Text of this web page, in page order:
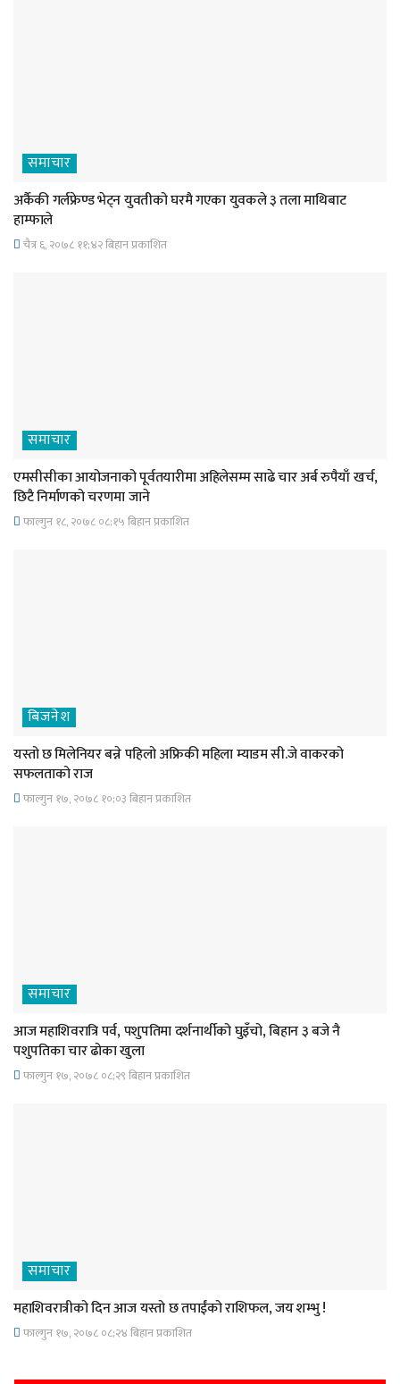
समाचार
अर्कैकी गर्लफ्रेण्ड भेट्न युवतीको घरमै गएका युवकले ३ तला माथिबाट
हाम्फाले
चैत्र ६, २०७८ ११;४२ बिहान प्रकाशित
समाचार
एमसीसीका आयोजनाको पूर्वतयारीमा अहिलेसम्म साढे चार अर्ब रुपैयाँ खर्च,
छिटै निर्माणको चरणमा जाने
फाल्गुन १८, २०७८ ०८;१५ बिहान प्रकाशित
बिजनेश
यस्तो छ मिलेनियर बन्ने पहिलो अफ्रिकी महिला म्याडम सी.जे वाकरको
सफलताको राज
फाल्गुन १७, २०७८ १०;०३ बिहान प्रकाशित
समाचार
आज महाशिवरात्रि पर्व, पशुपतिमा दर्शनार्थीको घुइँचो, बिहान ३ बजे नै
पशुपतिका चार ढोका खुला
फाल्गुन १७, २०७८ ०८;२९ बिहान प्रकाशित
समाचार
महाशिवरात्रीको दिन आज यस्तो छ तपाईंको राशिफल, जय शम्भु !
फाल्गुन १७, २०७८ ०८;२४ बिहान प्रकाशित